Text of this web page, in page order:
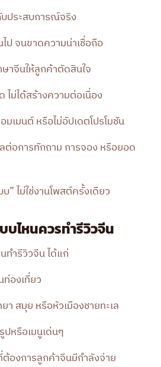
บประสบการณ์จริง
ป จนขาดความน่าเชื่อถือ
าจีนให้ลูกค้าตัดสินใจ
ไม่ได้สร้างความต่อเนื่อง
เมนต์ หรือไม่อัปเดตโปรโมชัน
ต่อการทักถาม การจอง หรือยอด
” ไม่ใช่งานโพสต์ครั้งเดียว
บไหนควรทำรีวิวจีน
ทำรีวิวจีน ได้แก่
ท่องเที่ยว
า สมุย หรือหัวเมืองชายทะเล
หรือเมนูเด่นๆ
องการลูกค้าจีนมีกำลังจ่าย